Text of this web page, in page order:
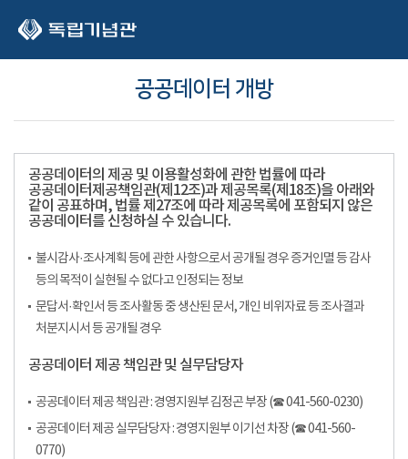
공공데이터 개방
공공데이터의 제공 및 이용활성화에 관한 법률에 따라
공공데이터제공책임관(제12조)과 제공목록(제18조)을 아래와
같이 공표하며, 법률 제27조에 따라 제공목록에 포함되지 않은
공공데이터를 신청하실 수 있습니다.
불시감사·조사계획 등에 관한 사항으로서 공개될 경우 증거인멸 등 감사
등의 목적이 실현될 수 없다고 인정되는 정보
문답서·확인서 등 조사활동 중 생산된 문서, 개인 비위자료 등 조사결과
처분지시서 등 공개될 경우
공공데이터 제공 책임관 및 실무담당자
공공데이터 제공 책임관 : 경영지원부 김정곤 부장 (☎ 041-560-0230)
공공데이터 제공 실무담당자 : 경영지원부 이기선 차장 (☎ 041-560-
0770)